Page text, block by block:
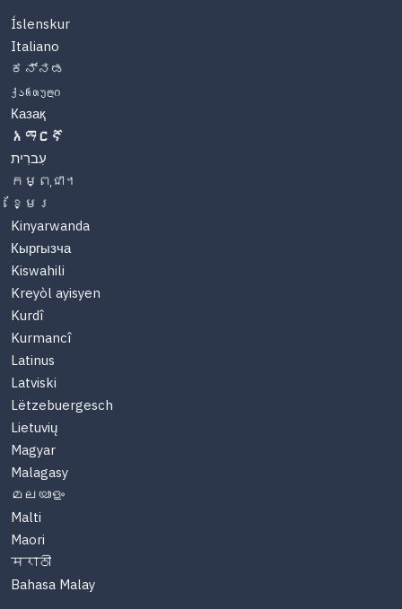
Íslenskur
Italiano
ಕನ್ನಡ
ქართული
Казақ
አማርኛ
עִברִית
កម្ពុជា។
ខ្មែរ
Kinyarwanda
Кыргызча
Kiswahili
Kreyòl ayisyen
Kurdî
Kurmancî
Latinus
Latviski
Lëtzebuergesch
Lietuvių
Magyar
Malagasy
മലയാളം
Malti
Maori
मराठी
Bahasa Malay